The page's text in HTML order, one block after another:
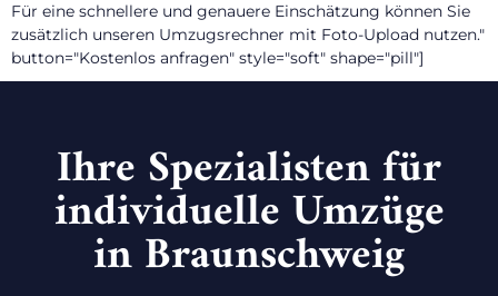
Für eine schnellere und genauere Einschätzung können Sie
zusätzlich unseren Umzugsrechner mit Foto-Upload nutzen."
button="Kostenlos anfragen" style="soft" shape="pill"]
Ihre Spezialisten für
individuelle Umzüge
in Braunschweig